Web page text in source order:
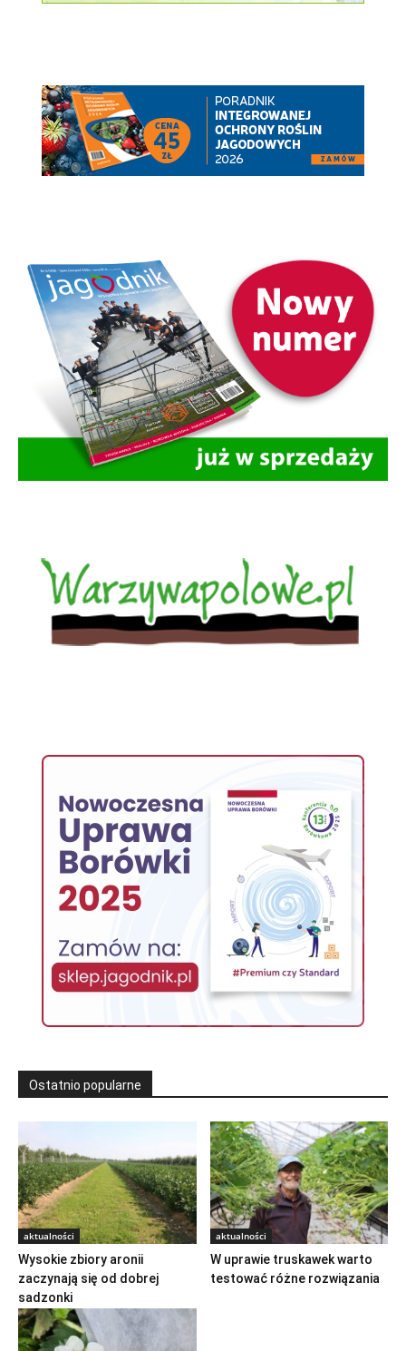
Ostatnio popularne
aktualności
Wysokie zbiory aronii
zaczynają się od dobrej
sadzonki
aktualności
W uprawie truskawek warto
testować różne rozwiązania